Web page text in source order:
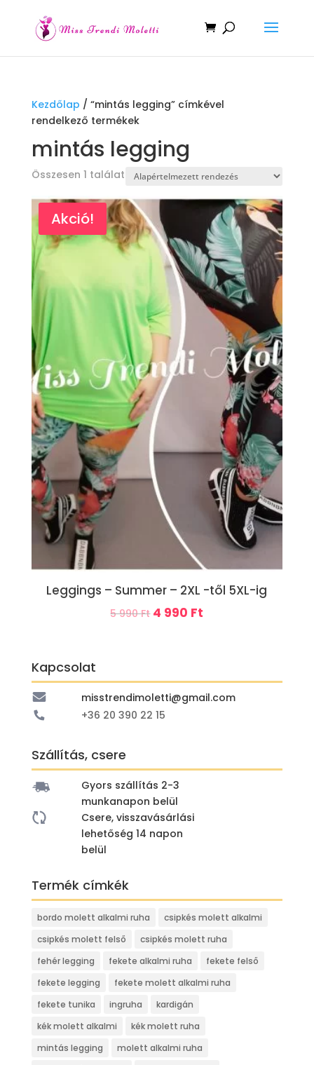
Kezdőlap / “mintás legging” címkével
rendelkező termékek
mintás legging
Összesen 1 találat
Akció!
Leggings – Summer – 2XL -től 5XL-ig
5 990Ft Original
990 Ft.
4 990 Ft
990 Ft.
Kapcsolat
misstrendimoletti@gmail.com
+36 20 390 22 15
Szállítás, csere
Gyors szállítás 2-3
munkanapon belül
Csere, visszavásárlási
lehetőség 14 napon
belül
Termék címkék
bordo molett alkalmi ruha
csipkés molett alkalmi
csipkés molett felső
csipkés molett ruha
fehér legging
fekete alkalmi ruha
fekete felső
fekete legging
fekete molett alkalmi ruha
fekete tunika
ingruha
kardigán
kék molett alkalmi
kék molett ruha
mintás legging
molett alkalmi ruha